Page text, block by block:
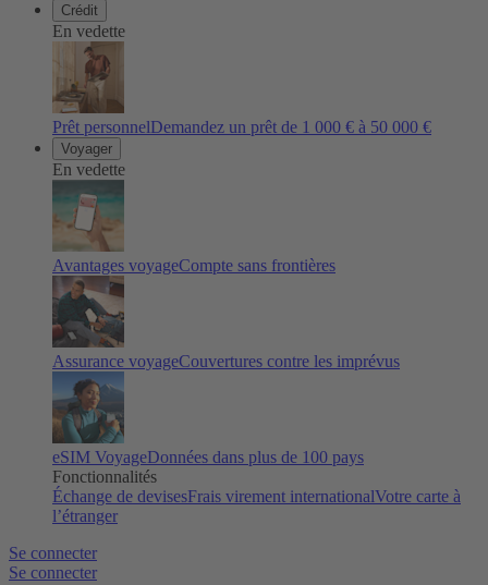
Crédit
En vedette
Prêt personnelDemandez un prêt de 1 000 € à 50 000 €
Voyager
En vedette
Avantages voyageCompte sans frontières
Assurance voyageCouvertures contre les imprévus
eSIM VoyageDonnées dans plus de 100 pays
Fonctionnalités
Échange de devisesFrais virement internationalVotre carte à
l’étranger
Se connecter
Se connecter